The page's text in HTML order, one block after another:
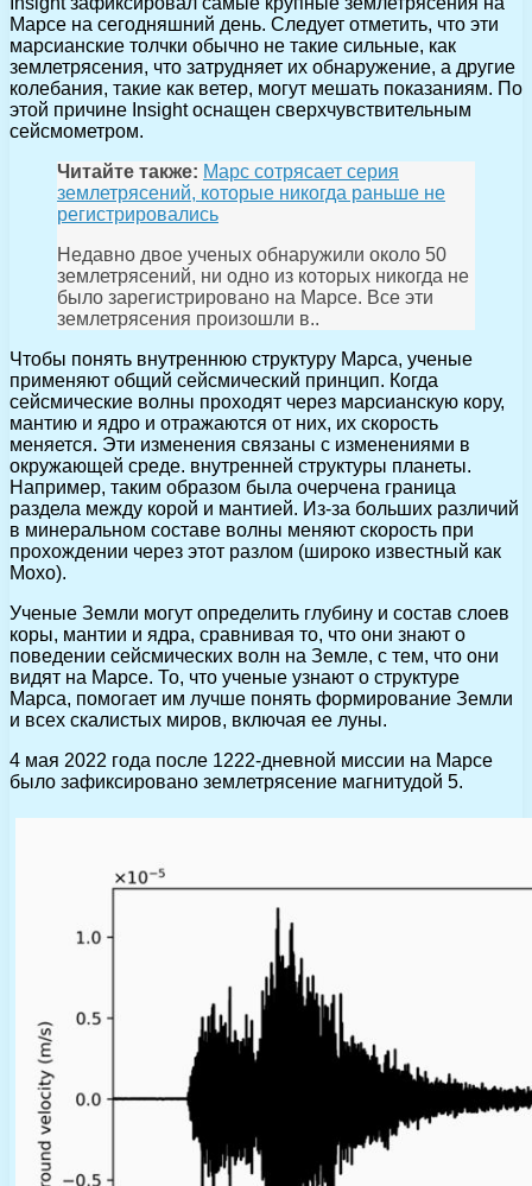
Марсе на сегодняшний день. Следует отметить, что эти
марсианские толчки обычно не такие сильные, как
землетрясения, что затрудняет их обнаружение, а другие
колебания, такие как ветер, могут мешать показаниям. По
этой причине Insight оснащен сверхчувствительным
сейсмометром.
Читайте также: Марс сотрясает серия
землетрясений, которые никогда раньше не
регистрировались
Недавно двое ученых обнаружили около 50
землетрясений, ни одно из которых никогда не
было зарегистрировано на Марсе. Все эти
землетрясения произошли в..
Чтобы понять внутреннюю структуру Марса, ученые
применяют общий сейсмический принцип. Когда
сейсмические волны проходят через марсианскую кору,
мантию и ядро и отражаются от них, их скорость
меняется. Эти изменения связаны с изменениями в
окружающей среде. внутренней структуры планеты.
Например, таким образом была очерчена граница
раздела между корой и мантией. Из-за больших различий
в минеральном составе волны меняют скорость при
прохождении через этот разлом (широко известный как
Мохо).
Ученые Земли могут определить глубину и состав слоев
коры, мантии и ядра, сравнивая то, что они знают о
поведении сейсмических волн на Земле, с тем, что они
видят на Марсе. То, что ученые узнают о структуре
Марса, помогает им лучше понять формирование Земли
и всех скалистых миров, включая ее луны.
4 мая 2022 года после 1222-дневной миссии на Марсе
было зафиксировано землетрясение магнитудой 5.